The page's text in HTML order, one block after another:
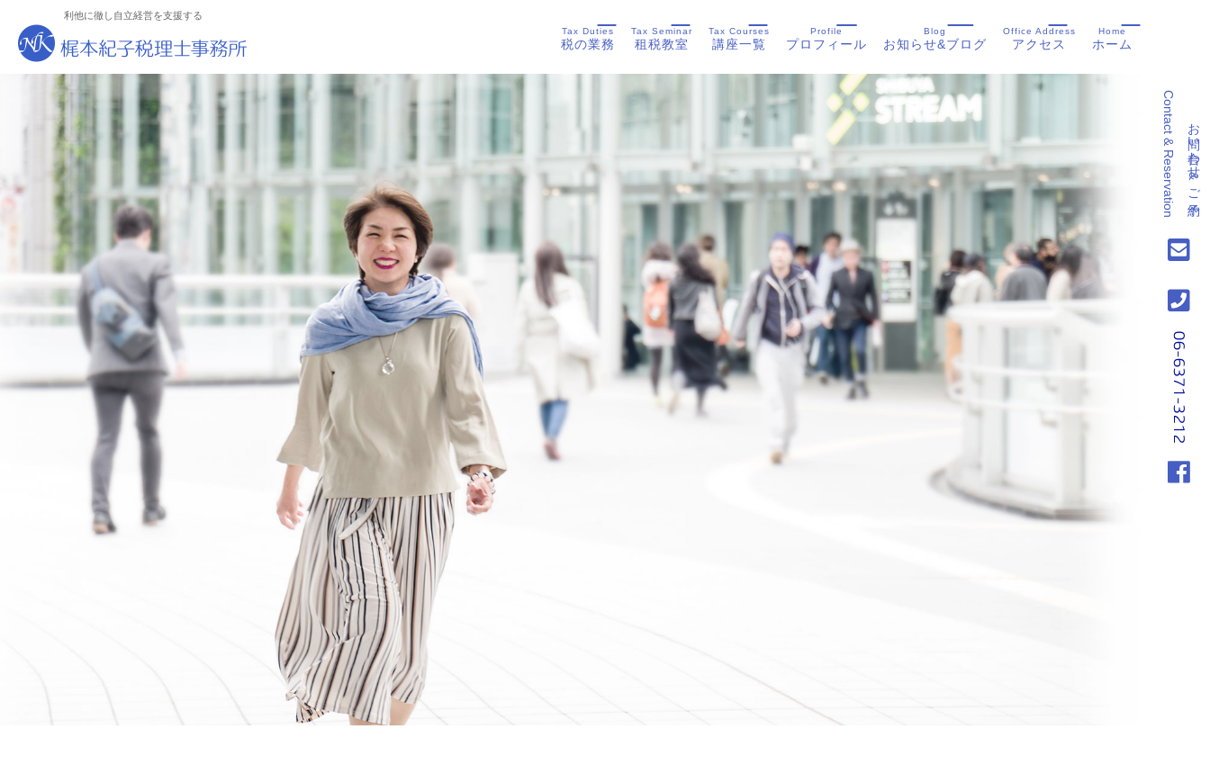
利他に徹し自立経営を支援する
お問い合わせ&ご予約
Contact & Reservation
Tax Duties
税の業務
Tax Seminar
租税教室
Tax Courses
講座一覧
Profile
プロフィール
Blog
お知らせ&ブログ
Office Address
アクセス
Home
ホーム